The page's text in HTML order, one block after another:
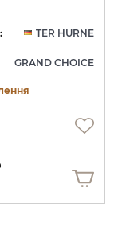
TER HURNE
GRAND CHOICE